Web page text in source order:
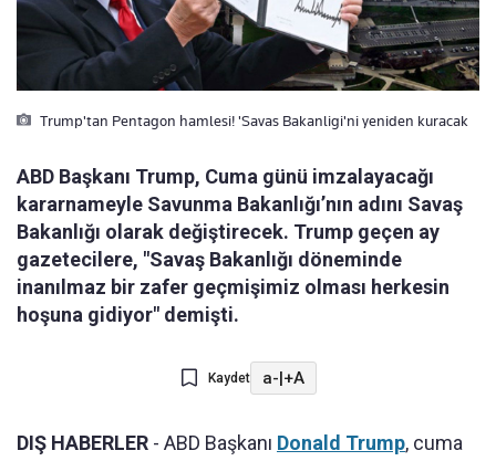
Trump'tan Pentagon hamlesi! 'Savas Bakanligi'ni yeniden kuracak
ABD Başkanı Trump, Cuma günü imzalayacağı
kararnameyle Savunma Bakanlığı’nın adını Savaş
Bakanlığı olarak değiştirecek. Trump geçen ay
gazetecilere, "Savaş Bakanlığı döneminde
inanılmaz bir zafer geçmişimiz olması herkesin
hoşuna gidiyor" demişti.
Kaydet a-|+A
DIŞ HABERLER - ABD Başkanı Donald Trump, cuma